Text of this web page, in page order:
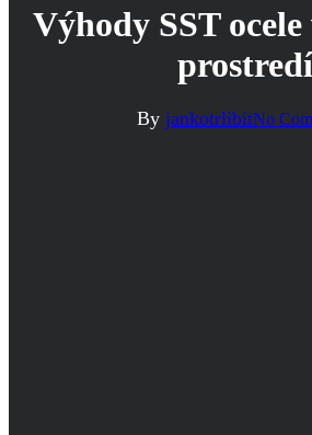
Výhody SST
prostredí
By jankotrlibitNo